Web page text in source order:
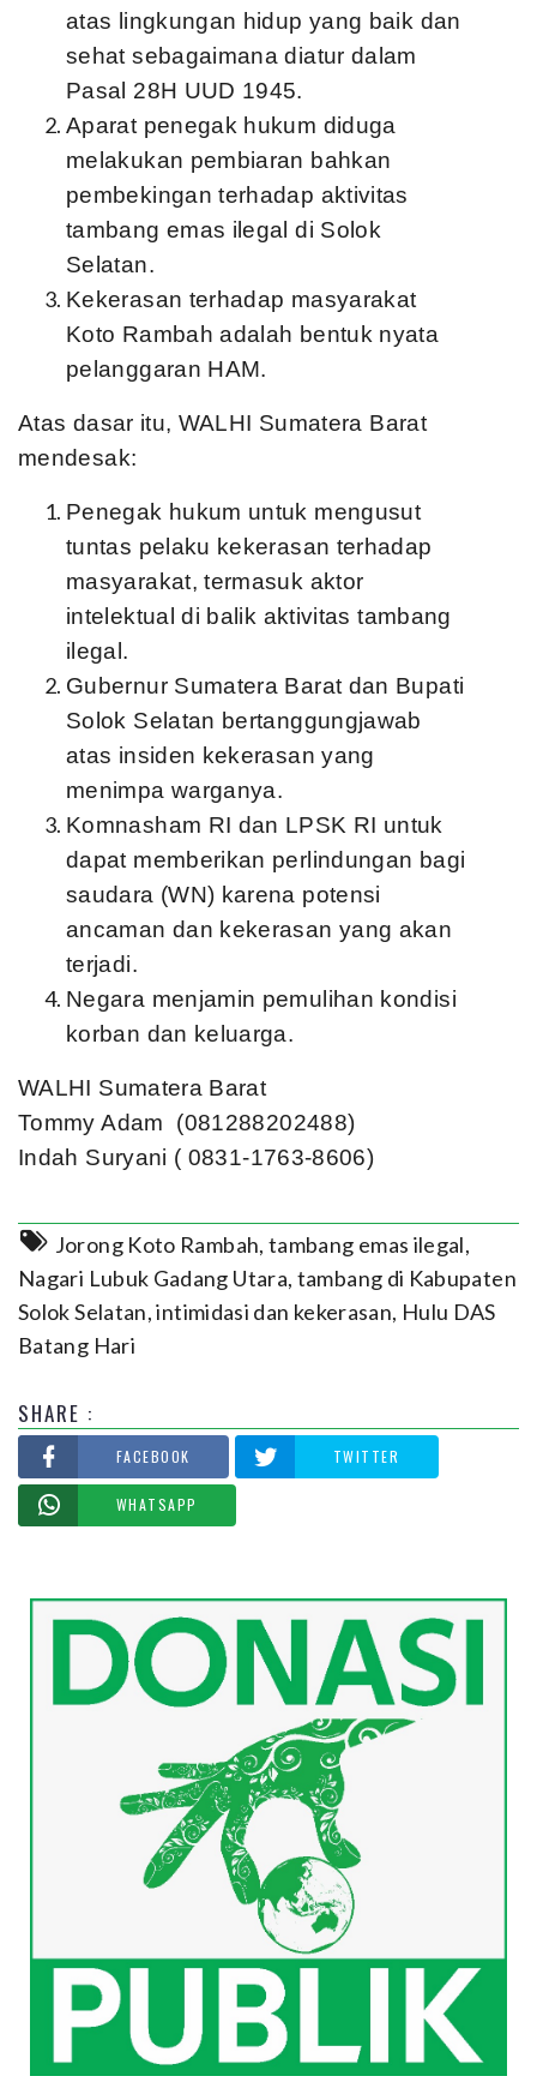
atas lingkungan hidup yang baik dan
sehat sebagaimana diatur dalam
Pasal 28H UUD 1945.
Aparat penegak hukum diduga
melakukan pembiaran bahkan
pembekingan terhadap aktivitas
tambang emas ilegal di Solok
Selatan.
Kekerasan terhadap masyarakat
Koto Rambah adalah bentuk nyata
pelanggaran HAM.
Atas dasar itu, WALHI Sumatera Barat
mendesak:
Penegak hukum untuk mengusut
tuntas pelaku kekerasan terhadap
masyarakat, termasuk aktor
intelektual di balik aktivitas tambang
ilegal.
Gubernur Sumatera Barat dan Bupati
Solok Selatan bertanggungjawab
atas insiden kekerasan yang
menimpa warganya.
Komnasham RI dan LPSK RI untuk
dapat memberikan perlindungan bagi
saudara (WN) karena potensi
ancaman dan kekerasan yang akan
terjadi.
Negara menjamin pemulihan kondisi
korban dan keluarga.
WALHI Sumatera Barat
Tommy Adam (081288202488)
Indah Suryani ( 0831-1763-8606)
Jorong Koto Rambah, tambang emas ilegal,
Nagari Lubuk Gadang Utara, tambang di Kabupaten
Solok Selatan,intimidasi dan kekerasan, Hulu DAS
Batang Hari
SHARE :
FACEBOOK TWITTER
WHATSAPP